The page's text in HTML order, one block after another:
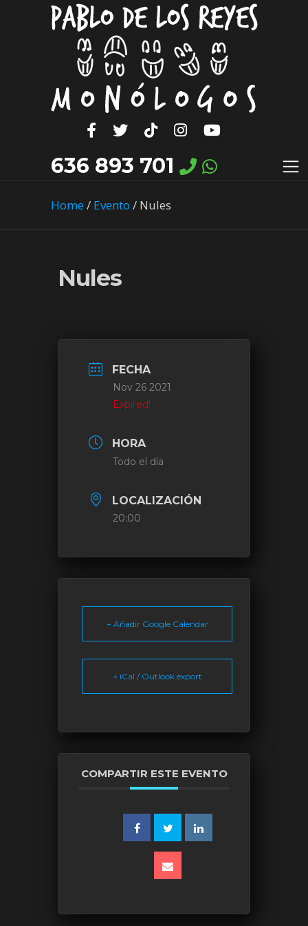
636 893 701
Home/ Evento / Nules
Nules
FECHA
Nov 26 2021
Expired!
HORA
Todo el día
LOCALIZACIÓN
20:00
+ Añadir Google Calendar
+ iCal / Outlook export
COMPARTIR ESTE EVENTO